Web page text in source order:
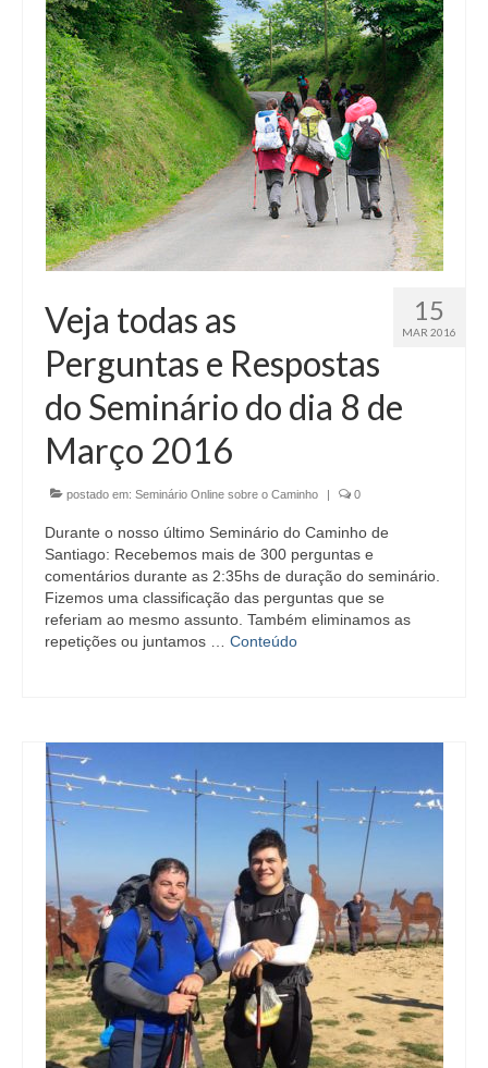
15
MAR 2016
Veja todas as
Perguntas e Respostas
do Seminário do dia 8 de
Março 2016
postado em: Seminário Online sobre o Caminho | 0
Durante o nosso último Seminário do Caminho de
Santiago: Recebemos mais de 300 perguntas e
comentários durante as 2:35hs de duração do seminário.
Fizemos uma classificação das perguntas que se
referiam ao mesmo assunto. Também eliminamos as
repetições ou juntamos … Conteúdo